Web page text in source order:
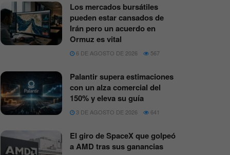
Los mercados bursátiles
pueden estar cansados de
Irán pero un acuerdo en
Ormuz es vital
6 DE AGOSTO DE 2026 567
Palantir supera estimaciones
con un alza comercial del
150% y eleva su guía
3 DE AGOSTO DE 2026 641
El giro de SpaceX que golpeó
a AMD tras sus ganancias